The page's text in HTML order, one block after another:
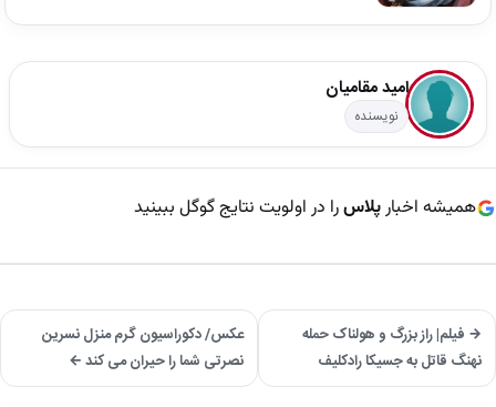
امید مقامیان
نویسنده
همیشه اخبارپلاسرا در اولویت نتایج گوگل ببینید
→ فیلم| راز بزرگ و هولناک حمله
نهنگ قاتل به جسیکا رادکلیف
عکس/ دکوراسیون گرم منزل نسرین
نصرتی شما را حیران می کند ←